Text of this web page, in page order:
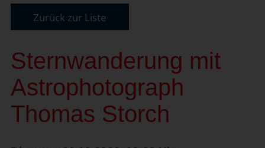
Zurück zur Liste
Sternwanderung mit
Astrophotograph
Thomas Storch